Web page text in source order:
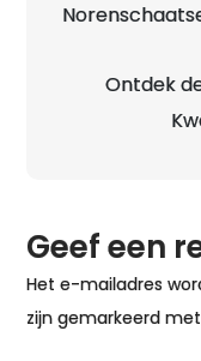
Ontdek
Geef een
Het e-mailadres
zijn gemarkeerd met